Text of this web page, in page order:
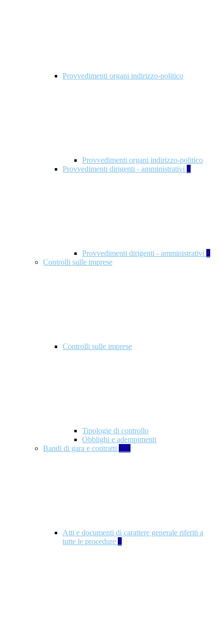
Provvedimenti organi indirizzo-politico
Provvedimenti organi indirizzo-politico
Provvedimenti dirigenti - amministrativi 3
Provvedimenti dirigenti - amministrativi 1
Controlli sulle imprese
Controlli sulle imprese
Tipologie di controllo
Obblighi e adempimenti
Bandi di gara e contratti 326
Atti e documenti di carattere generale riferiti a
tutte le procedure 5